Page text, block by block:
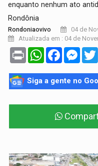
enquanto nenhum ato
Rondônia
Rondoniaovivo
04 de
Atualizada em : 04 de
Print WhatsAppFacebook
Siga a gente no